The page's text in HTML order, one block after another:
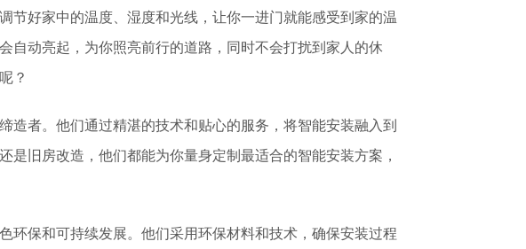
节好家中的温度、湿度和光线，让你一进门就能感受到家的温
自动亮起，为你照亮前行的道路，同时不会打扰到家人的休
？
造者。他们通过精湛的技术和贴心的服务，将智能安装融入到
是旧房改造，他们都能为你量身定制最适合的智能安装方案，
环保和可持续发展。他们采用环保材料和技术，确保安装过程